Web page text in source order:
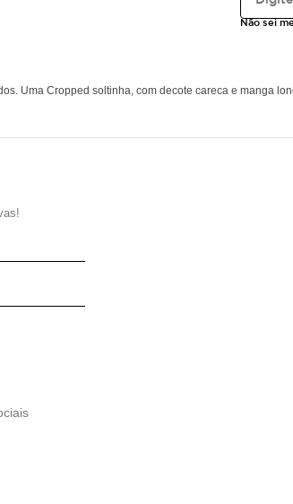
Não sei
Uma Cropped soltinha, com decote careca e manga